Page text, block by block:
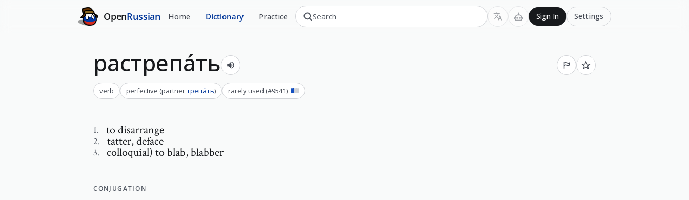
OpenRussian Home Dictionary Practice Sign In Settings
растрепа́ть
verb perfective (partnerтрепа́ть) rarely used (#9541)
1. to disarrange
2. tatter,deface
3. colloquial) to blab, blabber
CONJUGATION